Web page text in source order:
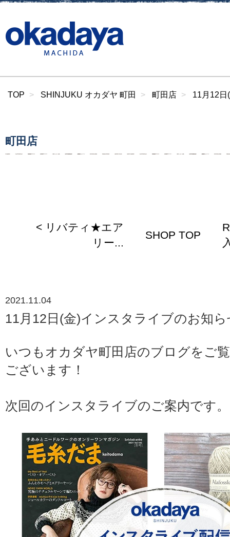
TOP SHINJUKU オカダヤ 町田 町田店 11月12日
町田店
< リバティ★エア
リー...
SHOP TOP
2021.11.04
11月12日(金)インスタライブのお知ら
いつもオカダヤ町田店のブログをご
ございます！
次回のインスタライブのご案内です。